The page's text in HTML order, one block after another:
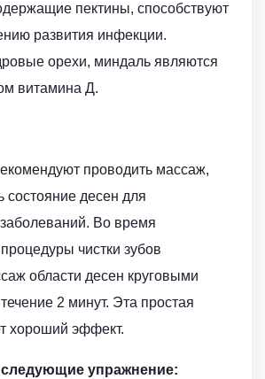
пектины, способствуют
развития инфекции.
орехи, миндаль являются
витамина Д.
проводить массаж,
состояние десен для
Во время
чистки зубов
области десен круговыми
2 минут. Эта простая
хороший эффект.
упражнение: